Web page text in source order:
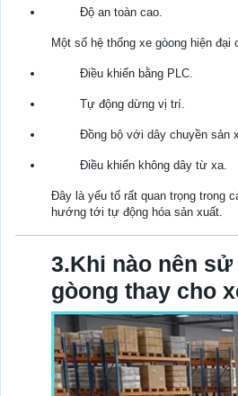
Độ an toàn cao.
Một số hệ thống xe gòong hiện đại
Điều khiển bằng PLC.
Tự động dừng vị trí.
Đồng bộ với dây chuyền sản
Điều khiển không dây từ xa.
Đây là yếu tố rất quan trọng trong
hướng tới tự động hóa sản xuất.
3.Khi nào nên sử
gòong thay cho